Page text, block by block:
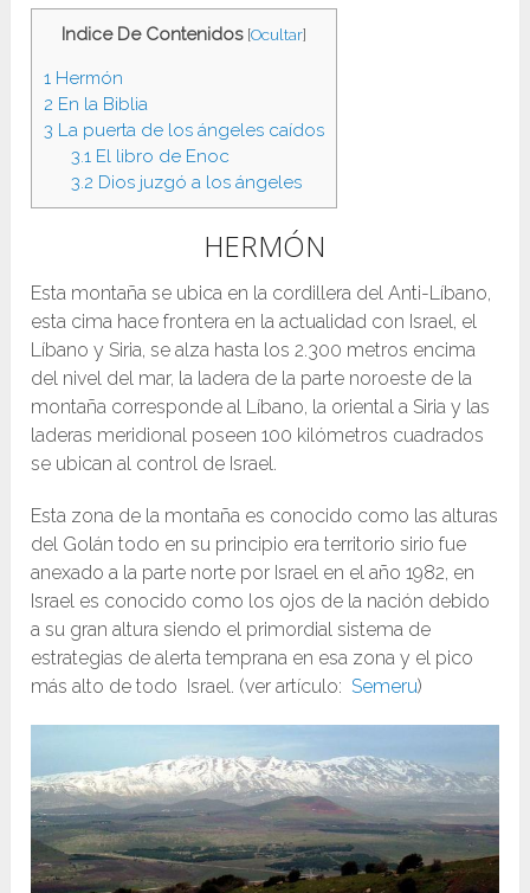
Indice De Contenidos [Ocultar]
1 Hermón
2 En la Biblia
3 La puerta de los ángeles caídos
3.1El libro de Enoc
3.2 Dios juzgó a los ángeles
HERMÓN
Esta montaña se ubica en la cordillera del Anti-Líbano,
esta cima hace frontera en la actualidad con Israel, el
Líbano y Siria, se alza hasta los 2.300 metros encima
del nivel del mar, la ladera de la parte noroeste de la
montaña corresponde al Líbano, la oriental a Siria y las
laderas meridional poseen 100 kilómetros cuadrados
se ubican al control de Israel.
Esta zona de la montaña es conocido como las alturas
del Golán todo en su principio era territorio sirio fue
anexado a la parte norte por Israel en el año 1982, en
Israel es conocido como los ojos de la nación debido
a su gran altura siendo el primordial sistema de
estrategias de alerta temprana en esa zona y el pico
más alto de todo Israel. (ver artículo: Semeru)